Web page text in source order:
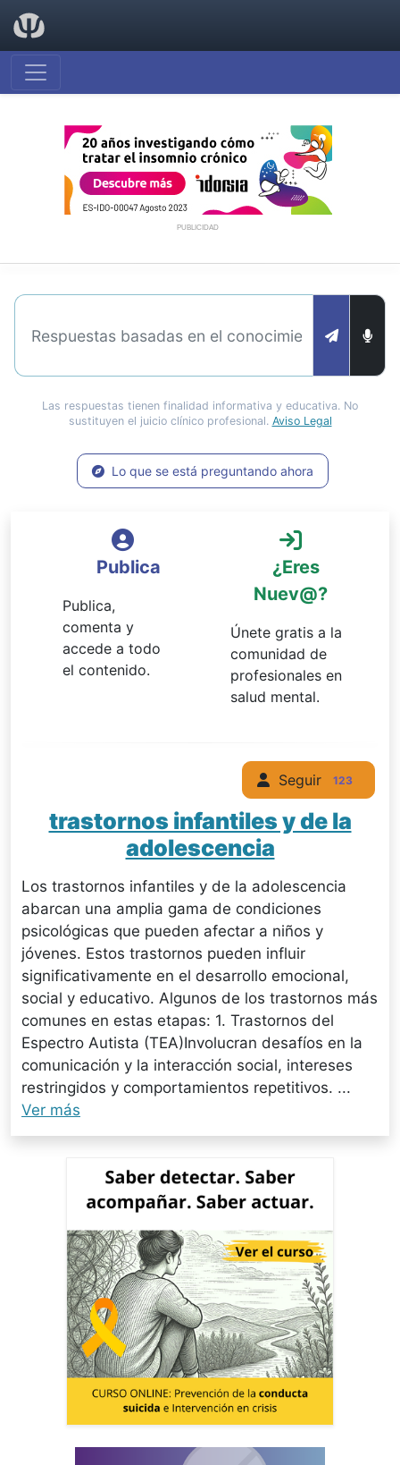
PUBLICIDAD
Las respuestas tienen finalidad informativa y educativa. No
sustituyen el juicio clínico profesional. Aviso Legal
Lo que se está preguntando ahora
Publica
Publica,
comenta y
accede a todo
el contenido.
¿Eres
Nuev@?
Únete gratis a la
comunidad de
profesionales en
salud mental.
Seguir 123
trastornos infantiles y de la
adolescencia
Los trastornos infantiles y de la adolescencia
abarcan una amplia gama de condiciones
psicológicas que pueden afectar a niños y
jóvenes. Estos trastornos pueden influir
significativamente en el desarrollo emocional,
social y educativo. Algunos de los trastornos más
comunes en estas etapas: 1. Trastornos del
Espectro Autista (TEA)Involucran desafíos en la
comunicación y la interacción social, intereses
restringidos y comportamientos repetitivos. ...
Ver más